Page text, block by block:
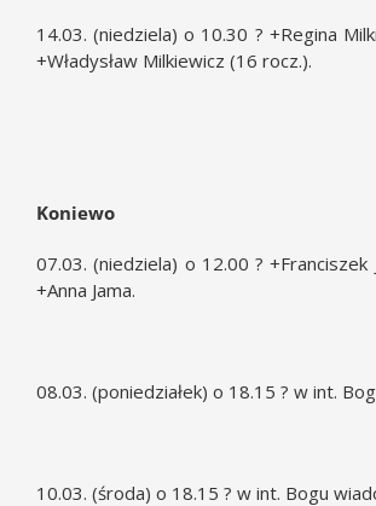
14.03. (niedziela) o 10.30 ? +Regina
+Władysław Milkiewicz (16 rocz.).
Koniewo
07.03. (niedziela) o 12.00 ? +Franciszek
+Anna Jama.
08.03. (poniedziałek) o 18.15 ? w int.
10.03. (środa) o 18.15 ? w int. Bogu